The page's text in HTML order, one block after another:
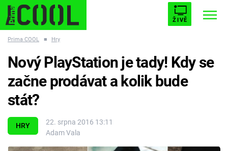
ŽIVĚ
ESCAPE PLNEJ KOTEL AVENGERS 5
Témata
Prima COOL ■ Hry
HRY
22. srpna 2016 13:11
Adam Vala
Nový PlayStation je tady! Kdy se
začne prodávat a kolik bude
stát?